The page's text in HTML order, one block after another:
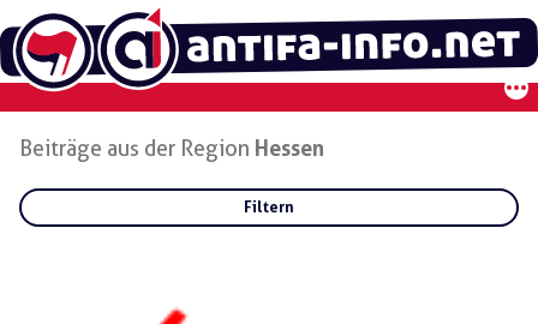
Zum
Inhalt
springen
Beiträge aus der Region Hessen
Filtern